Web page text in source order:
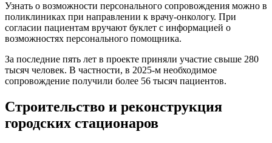
Узнать о возможности персонального сопровождения можно в
поликлиниках при направлении к врачу-онкологу. При
согласии пациентам вручают буклет с информацией о
возможностях персонального помощника.
За последние пять лет в проекте приняли участие свыше 280
тысяч человек. В частности, в 2025-м необходимое
сопровождение получили более 56 тысяч пациентов.
Строительство и реконструкция
городских стационаров